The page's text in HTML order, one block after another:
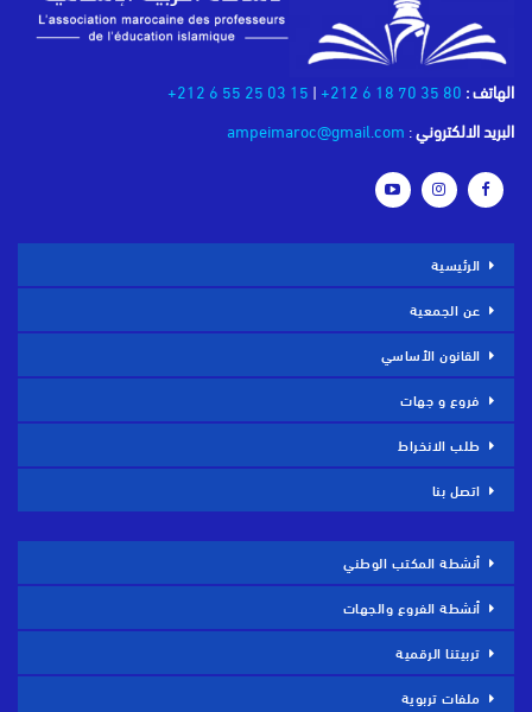
الهاتف : 80 35 70 18 6 212+
|
15 03 25 55 6 212+
البريد الالكتروني:
ampeimaroc@gmail.com
الرئيسية
عن الجمعية
القانون الأساسي
فروع و جهات
طلب الانخراط
اتصل بنا
أنشطة المكتب الوطني
أنشطة الفروع والجهات
تربيتنا الرقمية
ملفات تربوية